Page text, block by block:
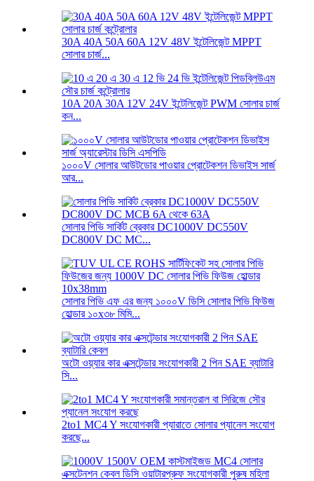
30A 40A 50A 60A 12V 48V ইন্টেলিজেন্ট MPPT
সোলার চার্জ...
10A 20A 30A 12V 24V ইন্টেলিজেন্ট PWM সোলার চার্জ
কন...
১০০০V সোলার আউটডোর পাওয়ার প্রোটেকশন ডিভাইস সার্জ
আর...
সোলার পিভি সার্কিট ব্রেকার DC1000V DC550V
DC800V DC MC...
সোলার পিভি এফ এর জন্য ১০০০V ডিসি সোলার পিভি ফিউজ
হোল্ডার ১০x৩৮ মিমি...
অটো ওয়্যার কার এক্সটেন্ডার সংযোগকারী 2 পিন SAE ব্যাটারি
সি...
2to1 MC4 Y সংযোগকারী প্যারাতে সোলার প্যানেল সংযোগ
করছে...